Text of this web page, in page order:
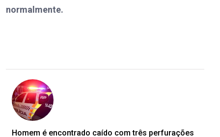
normalmente.
Homem é encontrado caído com três perfurações